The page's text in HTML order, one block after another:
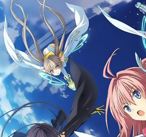
aus Märchen kannte plötzlich
tauchten in jeder dieser Welten
besonderen Kräften Exceed auf. Um
die Weiterentwicklung dieser
Mädchen zu gewährleisten wurde
Akademie-Stadt Aoran auf einer
mitten im Pazifik errichtet. In dieser
versammeln sich die Mädchen,
und formen Bindungen, die sie
gemeinsamen Feind aller fünf